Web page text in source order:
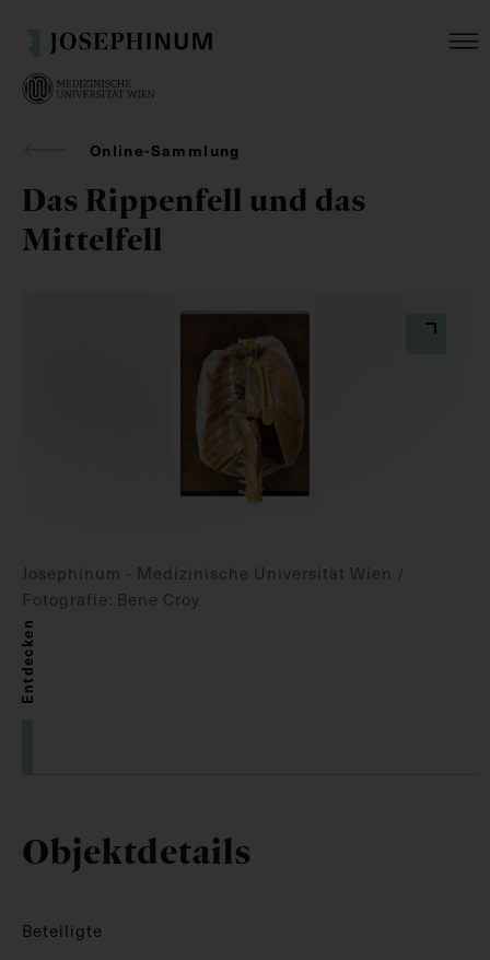
Online-Sammlung
Das Rippenfell und das
Mittelfell
Josephinum - Medizinische Universität Wien /
Fotografie: Bene Croy
Entdecken
Objektdetails
Beteiligte